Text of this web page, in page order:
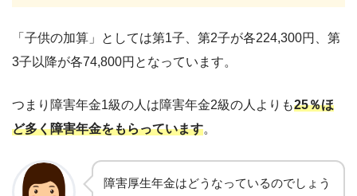
の障害を残すもの障害が治らないで、身体の機
能又は精神若しくは神経系統に労働が制限を受
害を有し、厚生大臣が定めるもの
長管状骨(上腕、前腕、大腿、下腿の管状の骨)に
著しい転移変形を残すもの
1上肢の2指以上を失ったもの
1上肢のひとさし指を失ったもの
上肢の3指以上の用を廃したもの
ひとさし指を併せ1上肢の2指の用を廃したもの
「子供の加算」としては第1子、第2子が各224,300円、 第
3子以降が各74,800円となっています。
つまり障害年金1級の人は障害年金2級の人よりも25％ほ
ど多く障害年金をもらっています。
障害厚生年金はどうなっているのでしょう